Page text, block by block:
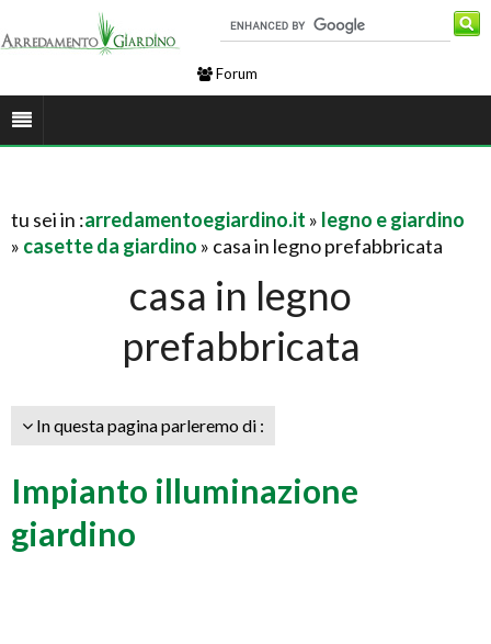
Forum
tu sei in :arredamentoegiardino.it » legno e giardino
» casette da giardino » casa in legno prefabbricata
casa in legno
prefabbricata
In questa pagina parleremo di :
Impianto illuminazione
giardino